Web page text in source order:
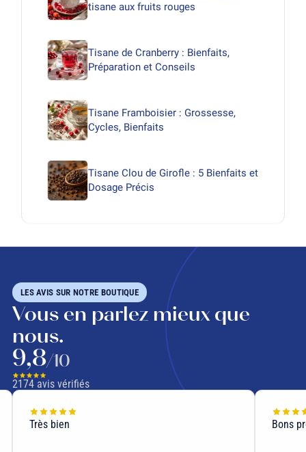
tisane aux fruits rouges
Tisane de Cranberry : Bienfaits,
Préparation et Conseils
Tisane Framboisier : Grossesse,
Cycles, Bienfaits
Tisane Clou de Girofle : 5 Bienfaits et
Dosage Précis
LES AVIS SUR NOTRE BOUTIQUE
Vous en parlez mieux que
nous.
9,8/10
2174avis vérifiés
Très bien Bons